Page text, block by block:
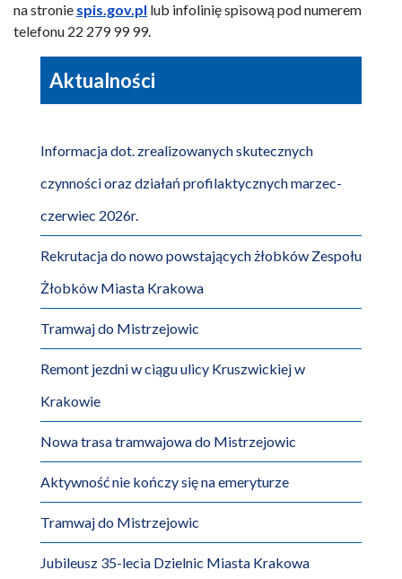
na stronie spis.gov.pl lub infolinię spisową pod numerem
telefonu 22 279 99 99.
Aktualności
Informacja dot. zrealizowanych skutecznych
czynności oraz działań profilaktycznych marzec-
czerwiec 2026r.
Rekrutacja do nowo powstających żłobków Zespołu
Żłobków Miasta Krakowa
Tramwaj do Mistrzejowic
Remont jezdni w ciągu ulicy Kruszwickiej w
Krakowie
Nowa trasa tramwajowa do Mistrzejowic
Aktywność nie kończy się na emeryturze
Tramwaj do Mistrzejowic
Jubileusz 35-lecia Dzielnic Miasta Krakowa